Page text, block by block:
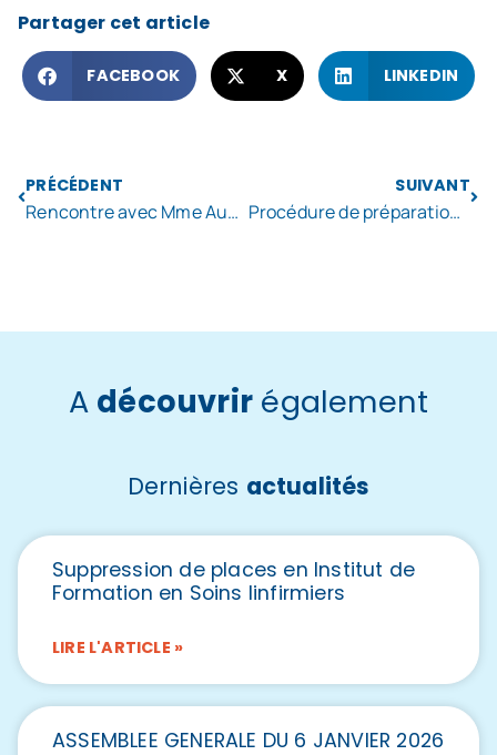
Partager cet article
FACEBOOK X LINKEDIN
PRÉCÉDENT
Rencontre avec Mme Audrey DUFEU députée
SUIVANT
Procédure de préparation au reclassement
A découvrir également
Dernières actualités
Suppression de places en Institut de
Formation en Soins Iinfirmiers
LIRE L'ARTICLE »
ASSEMBLEE GENERALE DU 6 JANVIER 2026